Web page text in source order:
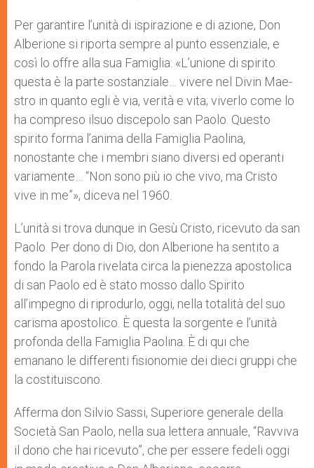
Per garantire l’unità di ispi­razione e di azione, Don
Alberione si riporta sempre al punto essenziale, e
così lo offre alla sua Famiglia: «L’unio­ne di spirito:
questa è la parte sostanziale… vivere nel Divin Mae­
stro in quanto egli è via, verità e vita; viverlo come lo
ha compreso ilsuo discepolo san Paolo. Questo
spirito forma l’anima della Famiglia Paolina,
nonostante che i membri sia­no diversi ed operanti
variamente… “Non sono più io che vivo, ma Cristo
vive in me”», diceva nel 1960.
L’unità si trova dunque in Gesù Cristo, ricevuto da san
Paolo. Per dono di Dio, don Alberione ha sentito a
fondo la Parola rivela­ta circa la pienezza apostolica
di san Paolo ed è stato mosso dallo Spiri­to
all’impegno di riprodurlo, oggi, nella totalità del suo
carisma aposto­lico. È questa la sorgente e l’unità
profonda della Famiglia Paolina. È di qui che
emanano le differenti fisionomie dei dieci gruppi che
la costitui­scono.
Afferma don Silvio Sassi, Superiore generale della
Società San Paolo, nella sua lettera annuale, “Ravviva
il dono che hai ricevuto”, che per essere fedeli oggi